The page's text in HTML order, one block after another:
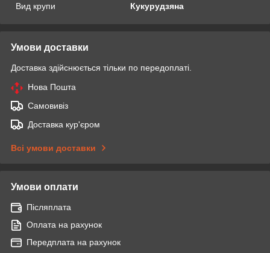
Вид крупи
Кукурудзяна
Умови доставки
Доставка здійснюється тільки по передоплаті.
Нова Пошта
Самовивіз
Доставка кур'єром
Всі умови доставки
Умови оплати
Післяплата
Оплата на рахунок
Передплата на рахунок